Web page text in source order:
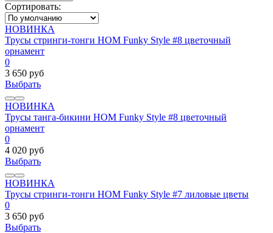
Сортировать:
НОВИНКА
Трусы стринги-тонги HOM Funky Style #8 цветочный
орнамент
0
3 650 руб
Выбрать
НОВИНКА
Трусы танга-бикини HOM Funky Style #8 цветочный
орнамент
0
4 020 руб
Выбрать
НОВИНКА
Трусы стринги-тонги HOM Funky Style #7 лиловые цветы
0
3 650 руб
Выбрать